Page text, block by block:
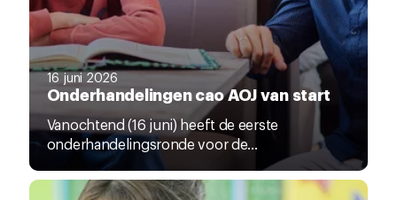
16 juni 2026
Onderhandelingen cao AOJ van start
Vanochtend (16 juni) heeft de eerste
onderhandelingsronde voor de...